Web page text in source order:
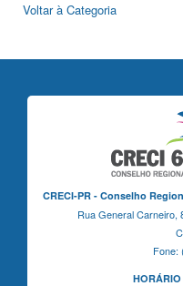
Voltar à Categoria
CRECI-PR - Conselho
Rua General
Fone:
HORÁRIO